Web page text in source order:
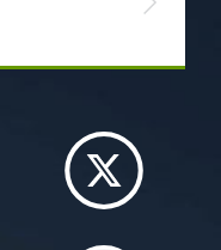
Next